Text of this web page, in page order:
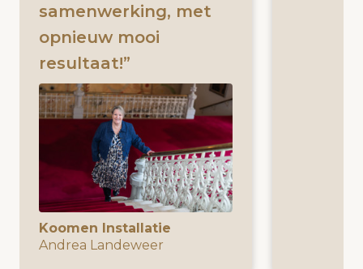
samenwerking, met
opnieuw mooi
resultaat!”
Koomen Installatie
Andrea Landeweer